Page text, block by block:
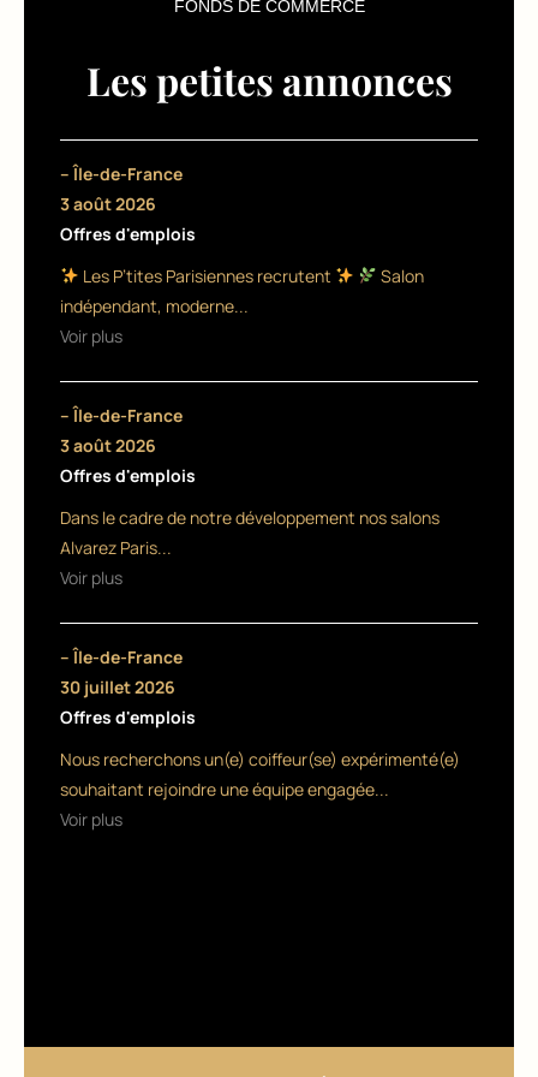
c
r
é
at
e
u
r
d
e
s
s
al
n
s
m
o
s
FONDS DE COMMERCE
Les petites annonces
– Île-de-France
3 août 2026
Offres d'emplois
Les P’tites Parisiennes recrutent
Salon
indépendant, moderne...
Voir plus
– Île-de-France
3 août 2026
Offres d'emplois
Dans le cadre de notre développement nos salons
Alvarez Paris...
Voir plus
– Île-de-France
30 juillet 2026
Offres d'emplois
Nous recherchons un(e) coiffeur(se) expérimenté(e)
souhaitant rejoindre une équipe engagée...
Voir plus